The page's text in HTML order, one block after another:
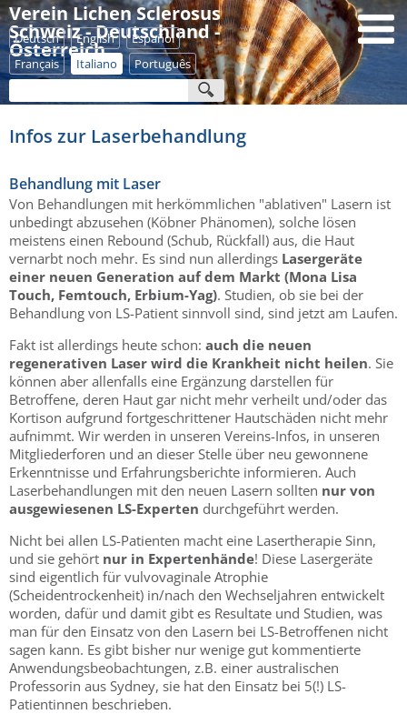
Verein Lichen Sclerosus
Schweiz - Deutschland -
Österreich
Deutsch English
Español
Français
Italiano Português
Infos zur Laserbehandlung
Behandlung mit Laser
Von Behandlungen mit herkömmlichen "ablativen" Lasern ist
unbedingt abzusehen (Köbner Phänomen), solche lösen
meistens einen Rebound (Schub, Rückfall) aus, die Haut
vernarbt noch mehr. Es sind nun allerdings Lasergeräte
einer neuen Generation auf dem Markt (Mona Lisa
Touch, Femtouch, Erbium-Yag). Studien, ob sie bei der
Behandlung von LS-Patient sinnvoll sind, sind jetzt am Laufen.
Fakt ist allerdings heute schon: auch die neuen
regenerativen Laser wird die Krankheit nicht heilen. Sie
können aber allenfalls eine Ergänzung darstellen für
Betroffene, deren Haut gar nicht mehr verheilt und/oder das
Kortison aufgrund fortgeschrittener Hautschäden nicht mehr
aufnimmt. Wir werden in unseren Vereins-Infos, in unseren
Mitgliederforen und an dieser Stelle über neu gewonnene
Erkenntnisse und Erfahrungsberichte informieren. Auch
Laserbehandlungen mit den neuen Lasern sollten nur von
ausgewiesenen LS-Experten durchgeführt werden.
Nicht bei allen LS-Patienten macht eine Lasertherapie Sinn,
und sie gehört nur in Expertenhände! Diese Lasergeräte
sind eigentlich für vulvovaginale Atrophie
(Scheidentrockenheit) in/nach den Wechseljahren entwickelt
worden, dafür und damit gibt es Resultate und Studien, was
man für den Einsatz von den Lasern bei LS-Betroffenen nicht
sagen kann. Es gibt bisher nur wenige gut kommentierte
Anwendungsbeobachtungen, z.B. einer australischen
Professorin aus Sydney, sie hat den Einsatz bei 5(!) LS-
Patientinnen beschrieben.